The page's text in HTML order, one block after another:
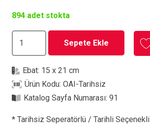
894 adet stokta
iç
adet
Sepete Ekle
Ebat: 15 x 21 cm
Ürün Kodu:OAI-Tarihsiz
Katalog Sayfa Numarası:91
* Tarihsiz Seperatörlü / Tarihli Seçenekli